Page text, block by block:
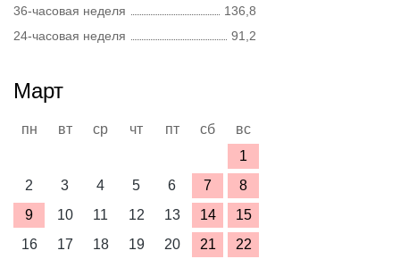
36-часовая неделя
136,8
24-часовая неделя
91,2
Март
пн вт ср чт пт сб
вс
1
2
3 4 5 6 7
8
9
10 11 12 13 14
15
16
17 18 19 20 21
22